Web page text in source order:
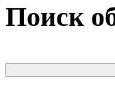
Поиск